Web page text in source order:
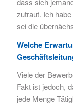
dass sich
zutraut. Ich
sei die
Welche
Viele der
Fakt ist jedoch,
jede Menge